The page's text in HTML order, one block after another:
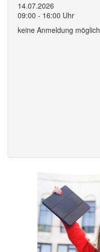
14.07.2026
09:00 - 16:00 Uhr
keine Anmeldung möglich